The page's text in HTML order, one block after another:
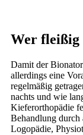
Wer
Damit der
allerdings eine
regelmäßig
nachts und wie
Kieferorthopädie
Behandlung
Logopädie,